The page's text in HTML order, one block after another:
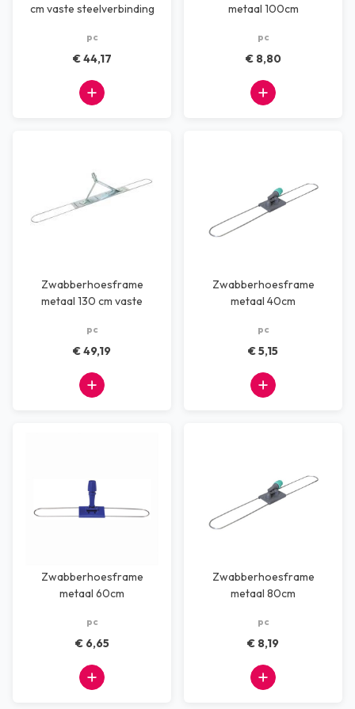
cm vaste steelverbinding
pc
€ 44,17
metaal 100cm
pc
€ 8,80
Zwabberhoesframe
metaal 130 cm vaste
pc
€ 49,19
Zwabberhoesframe
metaal 40cm
pc
€ 5,15
Zwabberhoesframe
metaal 60cm
pc
€ 6,65
Zwabberhoesframe
metaal 80cm
pc
€ 8,19